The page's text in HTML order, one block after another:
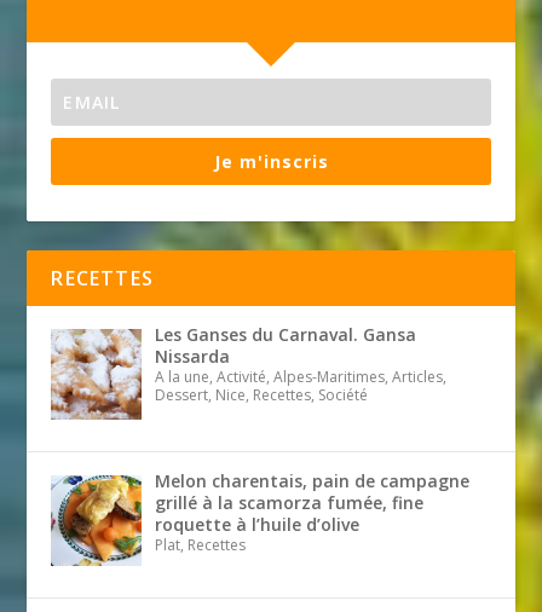
Je m'inscris
RECETTES
Les Ganses du Carnaval. Gansa
Nissarda
A la une, Activité, Alpes-Maritimes, Articles,
Dessert, Nice, Recettes, Société
Melon charentais, pain de campagne
grillé à la scamorza fumée, fine
roquette à l’huile d’olive
Plat, Recettes